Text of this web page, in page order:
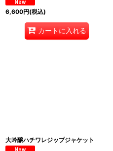
6,600円(税込)
カートに入れる
大吟醸ハチワレジップジャケット